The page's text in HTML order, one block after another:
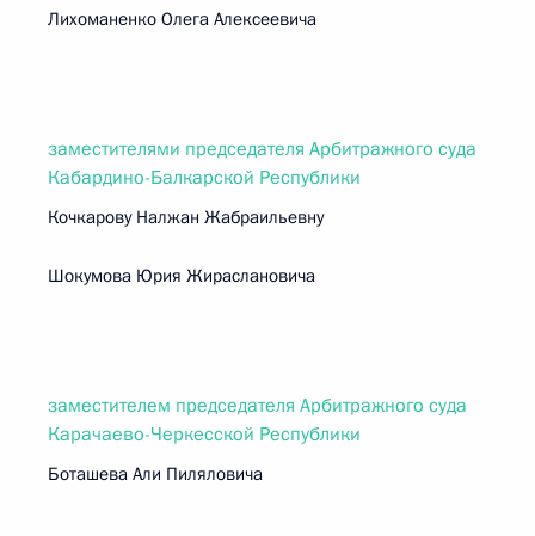
Лихоманенко Олега Алексеевича
заместителями председателя Арбитражного суда
Кабардино-Балкарской Республики
Кочкарову Налжан Жабраильевну
Шокумова Юрия Жираслановича
заместителем председателя Арбитражного суда
Карачаево-Черкесской Республики
Боташева Али Пиляловича